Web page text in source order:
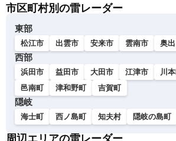
市区町村別の雷レーダー
東部
松江市 出雲市 安来市 雲南市 奥
西部
浜田市 益田市 大田市 江津市 川
邑南町
津和野町 吉賀町
隠岐
海士町 西ノ島町 知夫村 隠岐の島町
周辺エリアの雷レーダー